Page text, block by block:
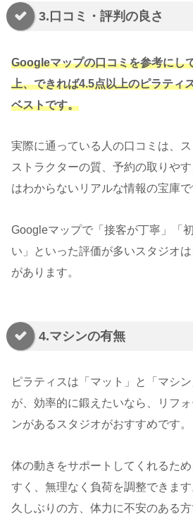
3.口コミ・評判の良さ
Googleマップの口コミを参考にし
上、できれば4.5点以上のピラティ
ベストです。
実際に通っている人の口コミは、
ストラクターの質、予約の取りや
はわからないリアルな情報の宝庫で
Googleマップで「接客が丁寧」「
い」といった評価が多いスタジオ
があります。
4.マシンの有無
ピラティスは「マット」と「マシ
が、効率的に鍛えたいなら、リフ
ンがあるスタジオがおすすめです。
体の動きをサポートしてくれるた
すく、無理なく負荷を調整できま
久しぶりの方、体力に不安のある